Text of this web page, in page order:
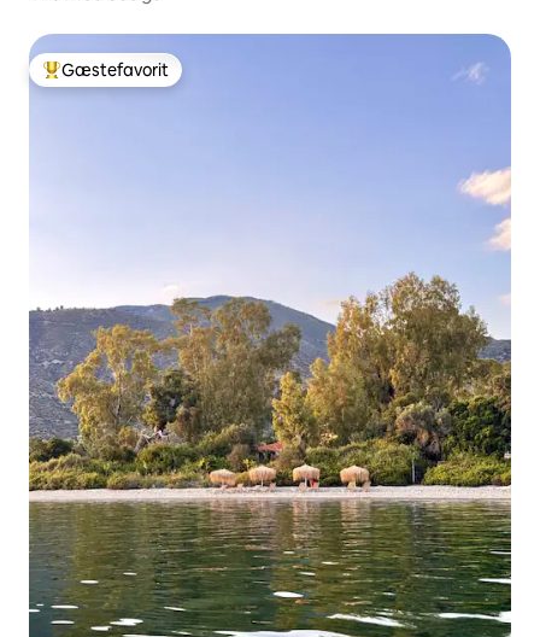
Bedste gæstefavorit
Gæstefavorit